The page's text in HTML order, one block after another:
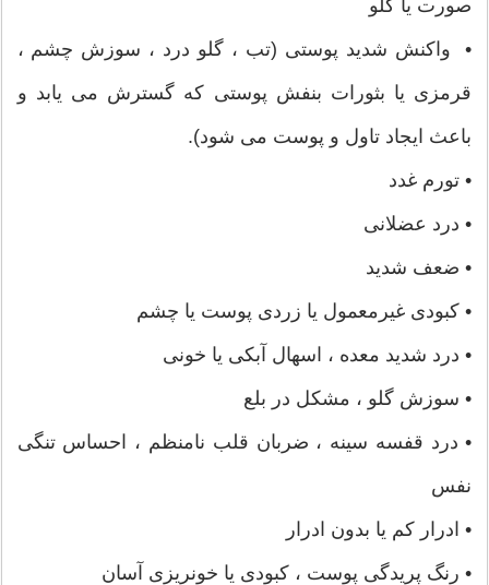
صورت یا گلو
• واکنش شدید پوستی (تب ، گلو درد ، سوزش چشم ،
قرمزی یا بثورات بنفش پوستی که گسترش می یابد و
باعث ایجاد تاول و پوست می شود).
• تورم غدد
• درد عضلانی
• ضعف شدید
• کبودی غیرمعمول یا زردی پوست یا چشم
• درد شدید معده ، اسهال آبکی یا خونی
• سوزش گلو ، مشکل در بلع
• درد قفسه سینه ، ضربان قلب نامنظم ، احساس تنگی
نفس
• ادرار کم یا بدون ادرار
• رنگ پریدگی پوست ، کبودی یا خونریزی آسان